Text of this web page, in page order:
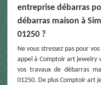
entreprise débarras
débarras maison à
01250 ?
Ne vous stressez pas pour
appel à Comptoir art jewelry
vos travaux de débarras
01250. De plus Comptoir art